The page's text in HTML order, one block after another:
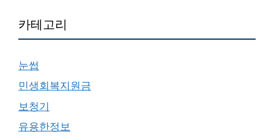
카테고리
눈썹
민생회복지원금
보청기
유용한정보